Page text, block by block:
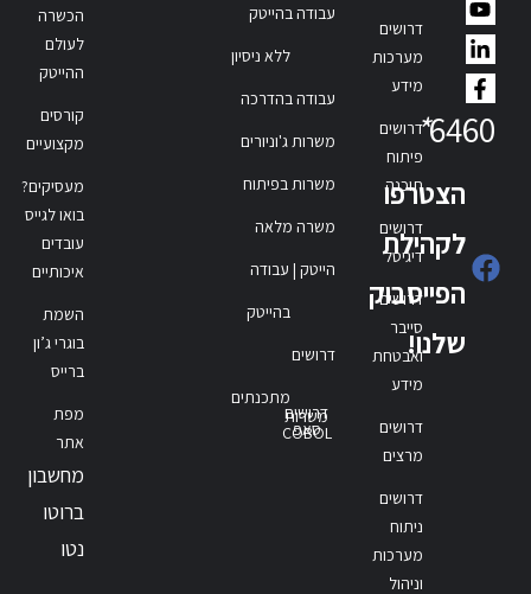
6460
*
הצטרפו
לקהילת
הפייסבוק
שלנו!
דרושים
מערכות
מידע
דרושים
פיתוח
תוכנה
דרושים
דיגיטל
דרושים
סייבר
ואבטחת
מידע
דרושים
מרצים
דרושים
ניתוח
מערכות
וניהול
עבודה בהייטק
ללא ניסיון
עבודה בהדרכה
משרות ג'וניורים
משרות בפיתוח
משרה מלאה
הייטק | עבודה
בהייטק
דרושים
מתכנתים
דרושים
סאפ
משרות
COBOL
הכשרה
לעולם
ההייטק
קורסים
מקצועיים
מעסיקים?
בואו לגייס
עובדים
איכותיים
השמת
בוגרי ג’ון
ברייס
מפת
אתר
מחשבון
ברוטו
נטו